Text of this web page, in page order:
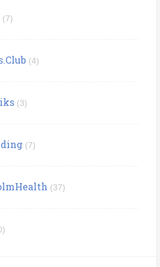
(7)
(4)
(3)
(7)
(37)